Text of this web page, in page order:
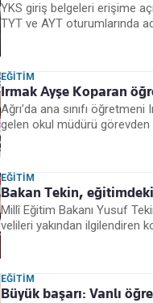
YKS giriş belgeleri erişime
TYT ve AYT oturumlarında
EĞITIM
Irmak Ayşe Koparan
Ağrı’da ana sınıfı
gelen okul müdürü görevden
EĞITIM
Bakan Tekin,
Millî Eğitim Bakanı Yusuf
velileri yakından ilgilendiren
EĞITIM
Büyük başarı: Vanlı